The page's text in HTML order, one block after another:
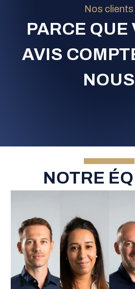
Nos clients
PARCE QUE
AVIS
NOUS
NOTRE